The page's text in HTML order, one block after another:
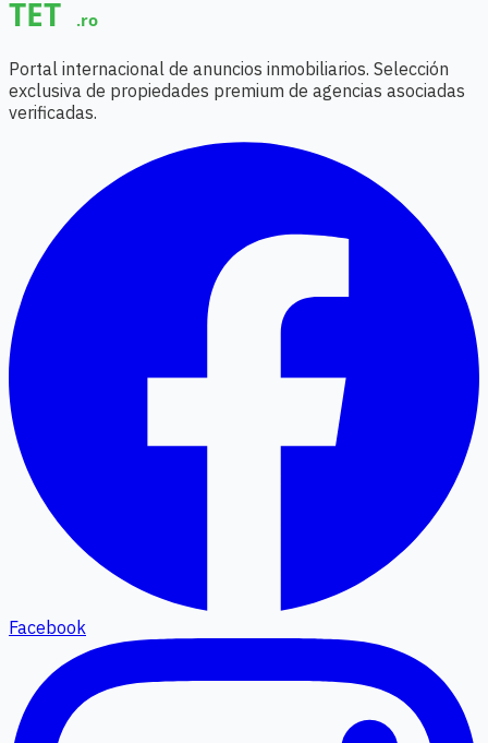
Portal internacional de anuncios inmobiliarios. Selección
exclusiva de propiedades premium de agencias asociadas
verificadas.
Facebook